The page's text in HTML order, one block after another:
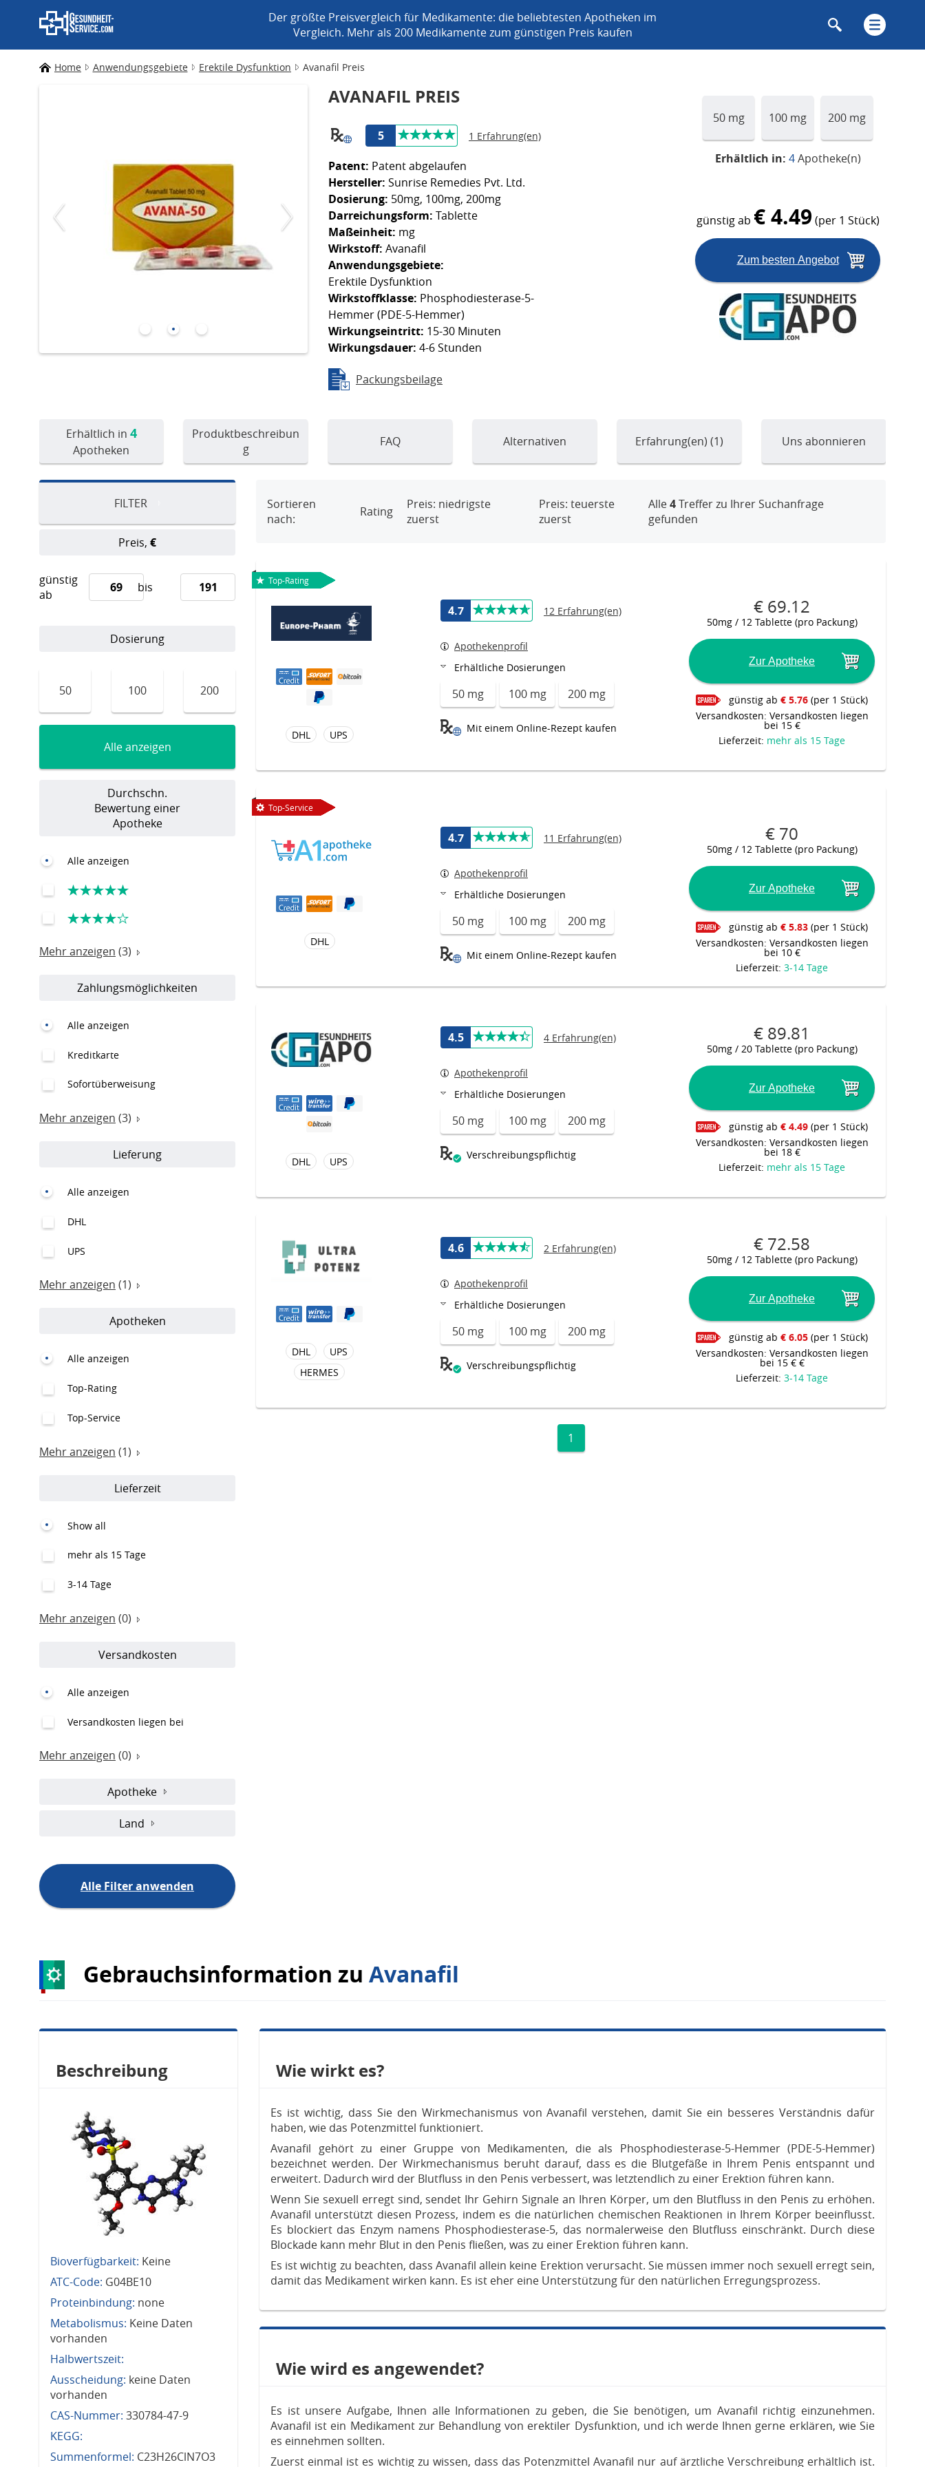
Der größte Preisvergleich für Medikamente: die beliebtesten Apotheken im
Vergleich. Mehr als 200 Medikamente zum günstigen Preis kaufen
Home Anwendungsgebiete Erektile Dysfunktion Avanafil Preis
AVANAFIL PREIS
5 1 Erfahrung(en)
Patent: Patent abgelaufen
Hersteller: Sunrise Remedies Pvt. Ltd.
Dosierung: 50mg, 100mg, 200mg
Darreichungsform: Tablette
Maßeinheit: mg
Wirkstoff: Avanafil
Anwendungsgebiete:
Erektile Dysfunktion
Wirkstoffklasse: Phosphodiesterase-5-
Hemmer (PDE-5-Hemmer)
Wirkungseintritt: 15-30 Minuten
Wirkungsdauer: 4-6 Stunden
Packungsbeilage
50 mg 100 mg 200 mg
Erhältlich in: 4Apotheke(n)
günstig ab € 4.49 (per 1 Stück)
Zum besten Angebot
Erhältlich in 4
Apotheken
Produktbeschreibun
g
FAQ Alternativen Erfahrung(en) (1) Uns abonnieren
FILTER
Preis, €
günstig
ab
bis
Dosierung
50 100 200
Alle anzeigen
Durchschn.
Bewertung einer
Apotheke
Alle anzeigen
Mehr anzeigen (3)
Zahlungsmöglichkeiten
Alle anzeigen
Kreditkarte
Sofortüberweisung
Mehr anzeigen (3)
Lieferung
Alle anzeigen
DHL
UPS
Mehr anzeigen (1)
Apotheken
Alle anzeigen
Top-Rating
Top-Service
Mehr anzeigen (1)
Lieferzeit
Show all
mehr als 15 Tage
3-14 Tage
Mehr anzeigen (0)
Versandkosten
Alle anzeigen
Versandkosten liegen bei
Mehr anzeigen (0)
Apotheke
Land
Alle Filter anwenden
Sortieren
nach:
Rating
Preis: niedrigste
zuerst
Preis: teuerste
zuerst
Alle4Treffer zu Ihrer Suchanfrage
gefunden
Top-Rating
DHL UPS
4.7 12 Erfahrung(en)
Apothekenprofil
Erhältliche Dosierungen
50 mg 100 mg 200 mg
Mit einem Online-Rezept kaufen
€ 69.12
50mg / 12 Tablette (pro Packung)
Zur Apotheke
günstig ab € 5.76 (per 1 Stück)
Versandkosten: Versandkosten liegen
bei 15 €
Lieferzeit: mehr als 15 Tage
Top-Service
DHL
4.7 11 Erfahrung(en)
Apothekenprofil
Erhältliche Dosierungen
50 mg 100 mg 200 mg
Mit einem Online-Rezept kaufen
€ 70
50mg / 12 Tablette (pro Packung)
Zur Apotheke
günstig ab € 5.83 (per 1 Stück)
Versandkosten: Versandkosten liegen
bei 10 €
Lieferzeit: 3-14 Tage
DHL UPS
4.5 4 Erfahrung(en)
Apothekenprofil
Erhältliche Dosierungen
50 mg 100 mg 200 mg
Verschreibungspflichtig
€ 89.81
50mg / 20 Tablette (pro Packung)
Zur Apotheke
günstig ab € 4.49 (per 1 Stück)
Versandkosten: Versandkosten liegen
bei 18 €
Lieferzeit: mehr als 15 Tage
DHL
UPS
HERMES
4.6 2 Erfahrung(en)
Apothekenprofil
Erhältliche Dosierungen
50 mg 100 mg 200 mg
Verschreibungspflichtig
€ 72.58
50mg / 12 Tablette (pro Packung)
Zur Apotheke
günstig ab € 6.05 (per 1 Stück)
Versandkosten: Versandkosten liegen
bei 15 € €
Lieferzeit: 3-14 Tage
1
Gebrauchsinformation zu Avanafil
Beschreibung
Bioverfügbarkeit: Keine
ATC-Code: G04BE10
Proteinbindung: none
Metabolismus: Keine Daten
vorhanden
Halbwertszeit:
Ausscheidung: keine Daten
vorhanden
CAS-Nummer: 330784-47-9
KEGG:
Summenformel: C23H26ClN7O3
Wie wirkt es?
Es ist wichtig, dass Sie den Wirkmechanismus von Avanafil verstehen, damit Sie ein besseres Verständnis dafür
haben, wie das Potenzmittel funktioniert.
Avanafil gehört zu einer Gruppe von Medikamenten, die als Phosphodiesterase-5-Hemmer (PDE-5-Hemmer)
bezeichnet werden. Der Wirkmechanismus beruht darauf, dass es die Blutgefäße in Ihrem Penis entspannt und
erweitert. Dadurch wird der Blutfluss in den Penis verbessert, was letztendlich zu einer Erektion führen kann.
Wenn Sie sexuell erregt sind, sendet Ihr Gehirn Signale an Ihren Körper, um den Blutfluss in den Penis zu erhöhen.
Avanafil unterstützt diesen Prozess, indem es die natürlichen chemischen Reaktionen in Ihrem Körper beeinflusst.
Es blockiert das Enzym namens Phosphodiesterase-5, das normalerweise den Blutfluss einschränkt. Durch diese
Blockade kann mehr Blut in den Penis fließen, was zu einer Erektion führen kann.
Es ist wichtig zu beachten, dass Avanafil allein keine Erektion verursacht. Sie müssen immer noch sexuell erregt sein,
damit das Medikament wirken kann. Es ist eher eine Unterstützung für den natürlichen Erregungsprozess.
Wie wird es angewendet?
Es ist unsere Aufgabe, Ihnen alle Informationen zu geben, die Sie benötigen, um Avanafil richtig einzunehmen.
Avanafil ist ein Medikament zur Behandlung von erektiler Dysfunktion, und ich werde Ihnen gerne erklären, wie Sie
es einnehmen sollten.
Zuerst einmal ist es wichtig zu wissen, dass das Potenzmittel Avanafil nur auf ärztliche Verschreibung erhältlich ist.